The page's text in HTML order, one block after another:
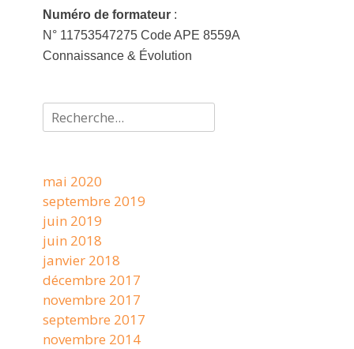
Numéro de formateur :
N° 11753547275 Code APE 8559A
Connaissance & Évolution
Rechercher :
mai 2020
septembre 2019
juin 2019
juin 2018
janvier 2018
décembre 2017
novembre 2017
septembre 2017
novembre 2014